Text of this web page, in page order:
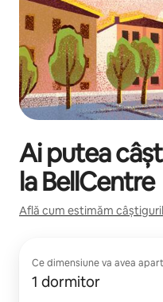
Ai putea
laBellCentre
Află cum estimăm
Ce dimensiune va avea
1 dormitor